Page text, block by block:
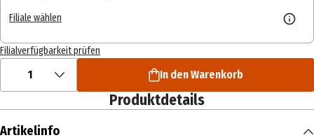
Filiale wählen
Filialverfügbarkeit prüfen
1 In den Warenkorb
Produktdetails
Artikelinfo